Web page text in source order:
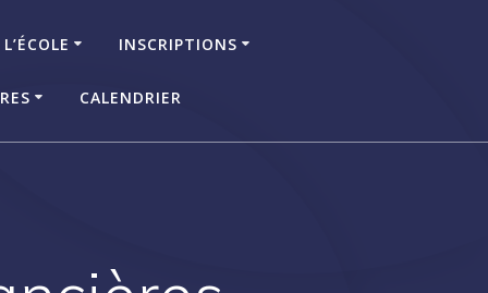
INSCRIPTIONS
CALENDRIER